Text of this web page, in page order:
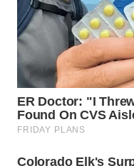
WN
TANJUNG
LESUNG
WN
KARO
WN